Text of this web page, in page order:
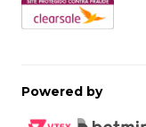
Powered by